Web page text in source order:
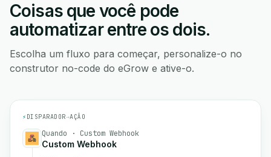
Coisas que você pode
automatizar entre os dois.
Escolha um fluxo para começar, personalize-o no
construtor no-code do eGrow e ative-o.
⚡ DISPARADOR→AÇÃO
Quando · Custom Webhook
Custom Webhook